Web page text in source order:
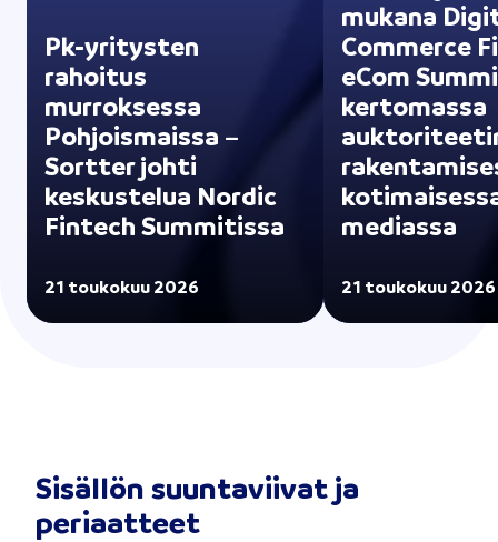
Pk-yritysten
rahoitus
murroksessa
Pohjoismaissa –
Sortter johti
keskustelua Nordic
Fintech Summitissa
21 toukokuu 2026
mukana
Commerce
eCom
kertomassa
mediassa
21 toukokuu 2026
Sisällön suuntaviivat ja
periaatteet